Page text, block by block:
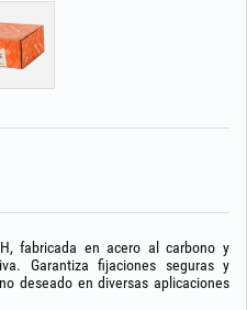
fabricada en acero al carbono y
Garantiza fijaciones seguras y
deseado en diversas aplicaciones